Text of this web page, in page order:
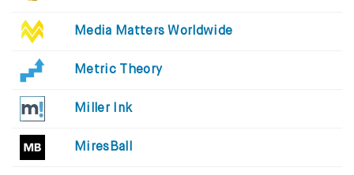
Media Matters Worldwide
Metric Theory
Miller Ink
MiresBall